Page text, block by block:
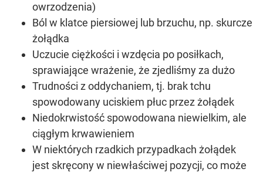
owrzodzenia)
Ból w klatce piersiowej lub brzuchu, np. skurcze
żołądka
Uczucie ciężkości i wzdęcia po posiłkach,
sprawiające wrażenie, że zjedliśmy za dużo
Trudności z oddychaniem, tj. brak tchu
spowodowany uciskiem płuc przez żołądek
Niedokrwistość spowodowana niewielkim, ale
ciągłym krwawieniem
W niektórych rzadkich przypadkach żołądek
jest skręcony w niewłaściwej pozycji, co może